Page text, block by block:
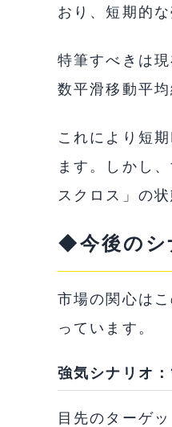
おり、短期的
特筆すべきは
数平滑移動平
これにより短
ます。しかし
スクロス」の
◆今後のシ
市場の関心は
っています。
強気シナリオ
目先のターゲ